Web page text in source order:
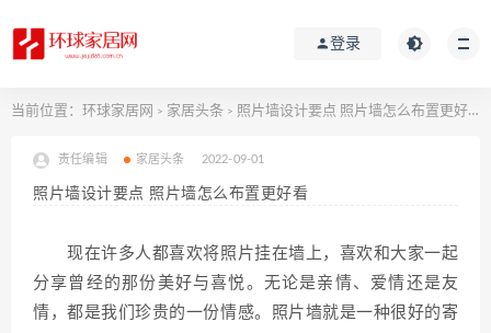
登录
当前位置： 环球家居网 > 家居头条 > 照片墙设计要点 照片墙怎么布置更好看
责任编辑 家居头条 2022-09-01
照片墙设计要点 照片墙怎么布置更好看
现在许多人都喜欢将照片挂在墙上，喜欢和大家一起
分享曾经的那份美好与喜悦。无论是亲情、爱情还是友
情，都是我们珍贵的一份情感。照片墙就是一种很好的寄